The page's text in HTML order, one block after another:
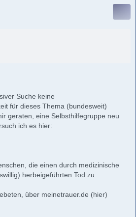
Suche keine
für dieses Thema (bundesweit)
geraten, eine Selbsthilfegruppe neu
ich es hier:
die einen durch medizinische
herbeigeführten Tod zu
über meinetrauer.de (hier)